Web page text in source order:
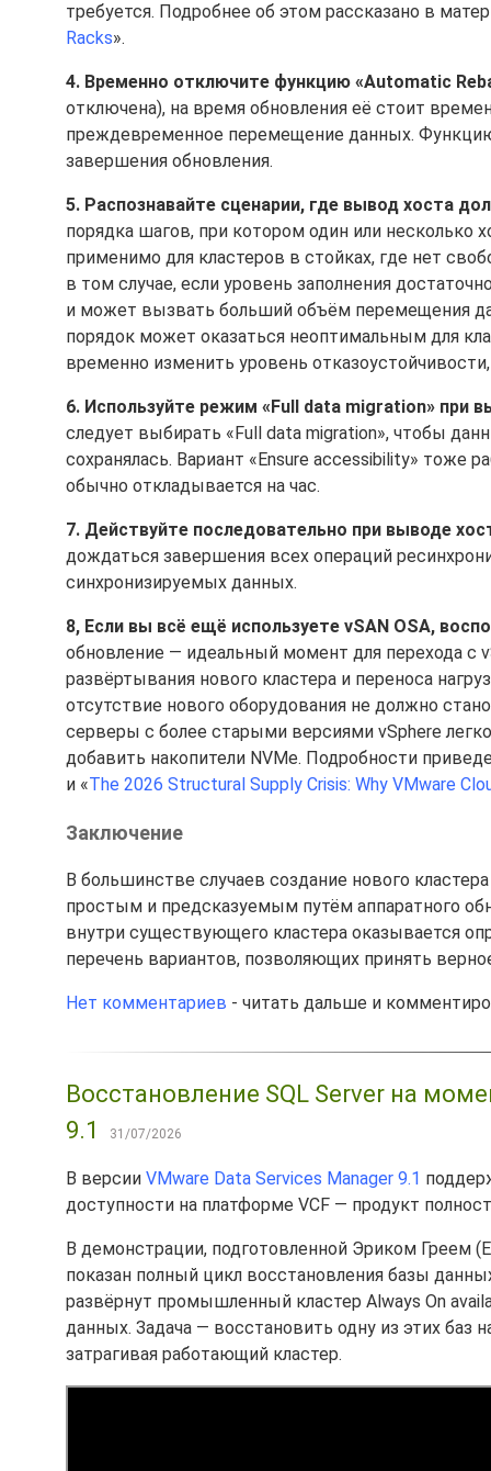
требуется. Подробнее об этом рассказано в
Racks».
4. Временно отключите функцию «Automatic
отключена), на время обновления её стоит
преждевременное перемещение данных.
завершения обновления.
5. Распознавайте сценарии, где вывод хоста
порядка шагов, при котором один или несколько
применимо для кластеров в стойках, где нет
в том случае, если уровень заполнения
и может вызвать больший объём перемещения
порядок может оказаться неоптимальным для
временно изменить уровень
6. Используйте режим «Full data migration» при
следует выбирать «Full data migration», чтобы
сохранялась. Вариант «Ensure accessibility» тоже
обычно откладывается на час.
7. Действуйте последовательно при выводе
дождаться завершения всех операций
синхронизируемых данных.
8, Если вы всё ещё используете vSAN OSA,
обновление — идеальный момент для перехода с
развёртывания нового кластера и переноса
отсутствие нового оборудования не должно
серверы с более старыми версиями vSphere
добавить накопители NVMe. Подробности
и «The 2026 Structural Supply Crisis: Why VMware
Заключение
В большинстве случаев создание нового
простым и предсказуемым путём аппаратного
внутри существующего кластера оказывается
перечень вариантов, позволяющих принять
Нет комментариев - читать дальше и
Восстановление SQL Server на
9.1
31/07/2026
В версии VMware Data Services Manager 9.1
доступности на платформе VCF — продукт
В демонстрации, подготовленной Эриком Греем
показан полный цикл восстановления базы
развёрнут промышленный кластер Always On
данных. Задача — восстановить одну из этих
затрагивая работающий кластер.